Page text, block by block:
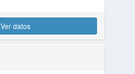
Ver datos